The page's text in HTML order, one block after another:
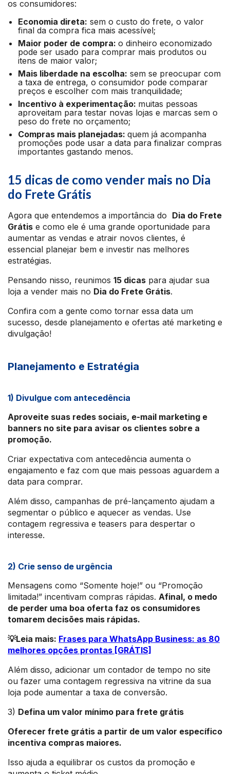
os consumidores:
Economia direta: sem o custo do frete, o valor
final da compra fica mais acessível;
Maior poder de compra: o dinheiro economizado
pode ser usado para comprar mais produtos ou
itens de maior valor;
Mais liberdade na escolha: sem se preocupar com
a taxa de entrega, o consumidor pode comparar
preços e escolher com mais tranquilidade;
Incentivo à experimentação: muitas pessoas
aproveitam para testar novas lojas e marcas sem o
peso do frete no orçamento;
Compras mais planejadas: quem já acompanha
promoções pode usar a data para finalizar compras
importantes gastando menos.
15 dicas de como vender mais no Dia
do Frete Grátis
Agora que entendemos a importância do Dia do Frete
Grátis e como ele é uma grande oportunidade para
aumentar as vendas e atrair novos clientes, é
essencial planejar bem e investir nas melhores
estratégias.
Pensando nisso, reunimos 15 dicas para ajudar sua
loja a vender mais no Dia do Frete Grátis.
Confira com a gente como tornar essa data um
sucesso, desde planejamento e ofertas até marketing e
divulgação!
Planejamento e Estratégia
1) Divulgue com antecedência
Aproveite suas redes sociais, e-mail marketing e
banners no site para avisar os clientes sobre a
promoção.
Criar expectativa com antecedência aumenta o
engajamento e faz com que mais pessoas aguardem a
data para comprar.
Além disso, campanhas de pré-lançamento ajudam a
segmentar o público e aquecer as vendas. Use
contagem regressiva e teasers para despertar o
interesse.
2) Crie senso de urgência
Mensagens como “Somente hoje!” ou “Promoção
limitada!” incentivam compras rápidas. Afinal, o medo
de perder uma boa oferta faz os consumidores
tomarem decisões mais rápidas.
💡Leia mais: Frases para WhatsApp Business: as 80
melhores opções prontas [GRÁTIS]
Além disso, adicionar um contador de tempo no site
ou fazer uma contagem regressiva na vitrine da sua
loja pode aumentar a taxa de conversão.
3) Defina um valor mínimo para frete grátis
Oferecer frete grátis a partir de um valor específico
incentiva compras maiores.
Isso ajuda a equilibrar os custos da promoção e